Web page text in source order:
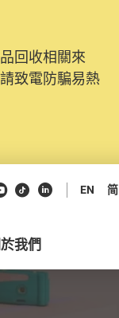
回收相關來
致電防騙易熱
Youtube
抖音領英 EN 简
我們